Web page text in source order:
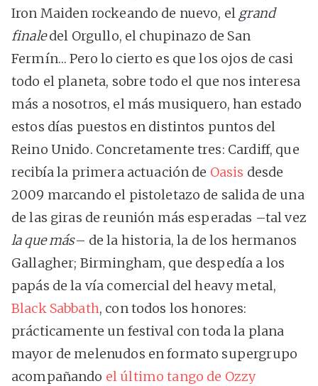
Iron Maiden rockeando de nuevo, el grand
finaledel Orgullo, el chupinazo de San
Fermín… Pero lo cierto es que los ojos de casi
todo el planeta, sobre todo el que nos interesa
más a nosotros, el más musiquero, han estado
estos días puestos en distintos puntos del
Reino Unido. Concretamente tres: Cardiff, que
recibía la primera actuación de Oasis desde
2009 marcando el pistoletazo de salida de una
de las giras de reunión más esperadas –tal vez
la que más– de la historia, la de los hermanos
Gallagher; Birmingham, que despedía a los
papás de la vía comercial del heavy metal,
Black Sabbath, con todos los honores:
prácticamente un festival con toda la plana
mayor de melenudos en formato supergrupo
acompañando el último tango de Ozzy